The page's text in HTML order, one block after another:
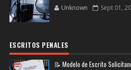
Unknown Sept 01,
ESCRITOS PENALES
📝 Modelo de Escrito